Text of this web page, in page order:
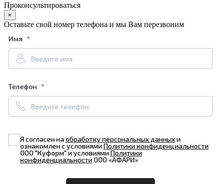
Проконсультироваться
×
Оставьте свой номер телефона и мы Вам перезвоним
Имя
Телефон
Я согласен наобработку персональных данныхи
ознакомлен с условиямиПолитики конфиденциальности
ООО "Куформ" и условиямиПолитики
конфиденциальностиООО «АФАРИ»